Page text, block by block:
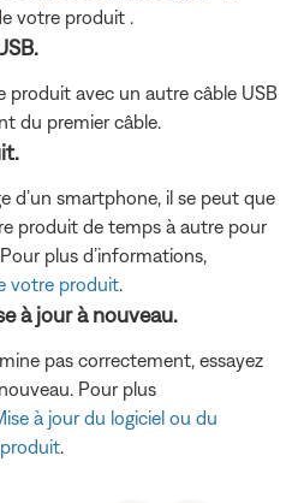
votre produit .
produit avec un autre câble USB
du premier câble.
d’un smartphone, il se peut que
produit de temps à autre pour
plus d’informations,
votre produit.
à jour à nouveau.
pas correctement, essayez
Pour plus
à jour du logiciel ou du
.